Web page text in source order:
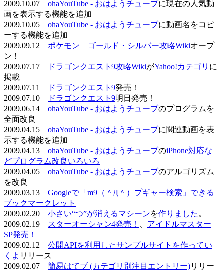
2009.10.07 ohaYouTube - おはようチューブに現在の人気動
画を表示する機能を追加
2009.10.05 ohaYouTube - おはようチューブに動画名をコピ
ーする機能を追加
2009.09.12 ポケモン ゴールド・シルバー攻略Wikiオープ
ン！
2009.07.17
ドラゴンクエスト9攻略WikiがYahoo!カテゴリ に
掲載
2009.07.11
ドラゴンクエスト9発売！
2009.07.10
ドラゴンクエスト9明日発売！
2009.06.14 ohaYouTube - おはようチューブのプログラムを
全面改良
2009.04.15 ohaYouTube - おはようチューブに関連動画を表
示する機能を追加
2009.04.13 ohaYouTube - おはようチューブのiPhone対応な
どプログラム改良いろいろ
2009.04.05 ohaYouTube - おはようチューブのアルゴリズム
を改良
2009.03.13 Googleで「m9（＾Д＾）プギャー検索」できる
ブックマークレット
2009.02.20 小さい“つ”が消えるマシーンを作りました 。
2009.02.19
スターオーシャン4発売！
アイドルマスター
SP発売！
2009.02.12 公開APIを利用したサンプルサイトを作ってい
くよ リリース
2009.02.07 簡易はてブ (カテゴリ別注目エントリー)リリー